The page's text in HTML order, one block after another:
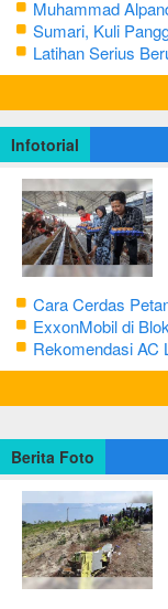
Muhammad
Nusantara
Sumari, Kuli
Tahun Sisihkan
Latihan Serius
Bertutur tentang
Infotorial
Cara Cerdas
Keluarga
ExxonMobil di
Rekomendasi AC
Maksimal
Berita Foto